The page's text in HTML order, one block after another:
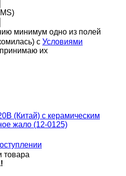
минимум одно из полей
с Условиями
их
(Китай) с керамическим
жало (12-0125)
товара